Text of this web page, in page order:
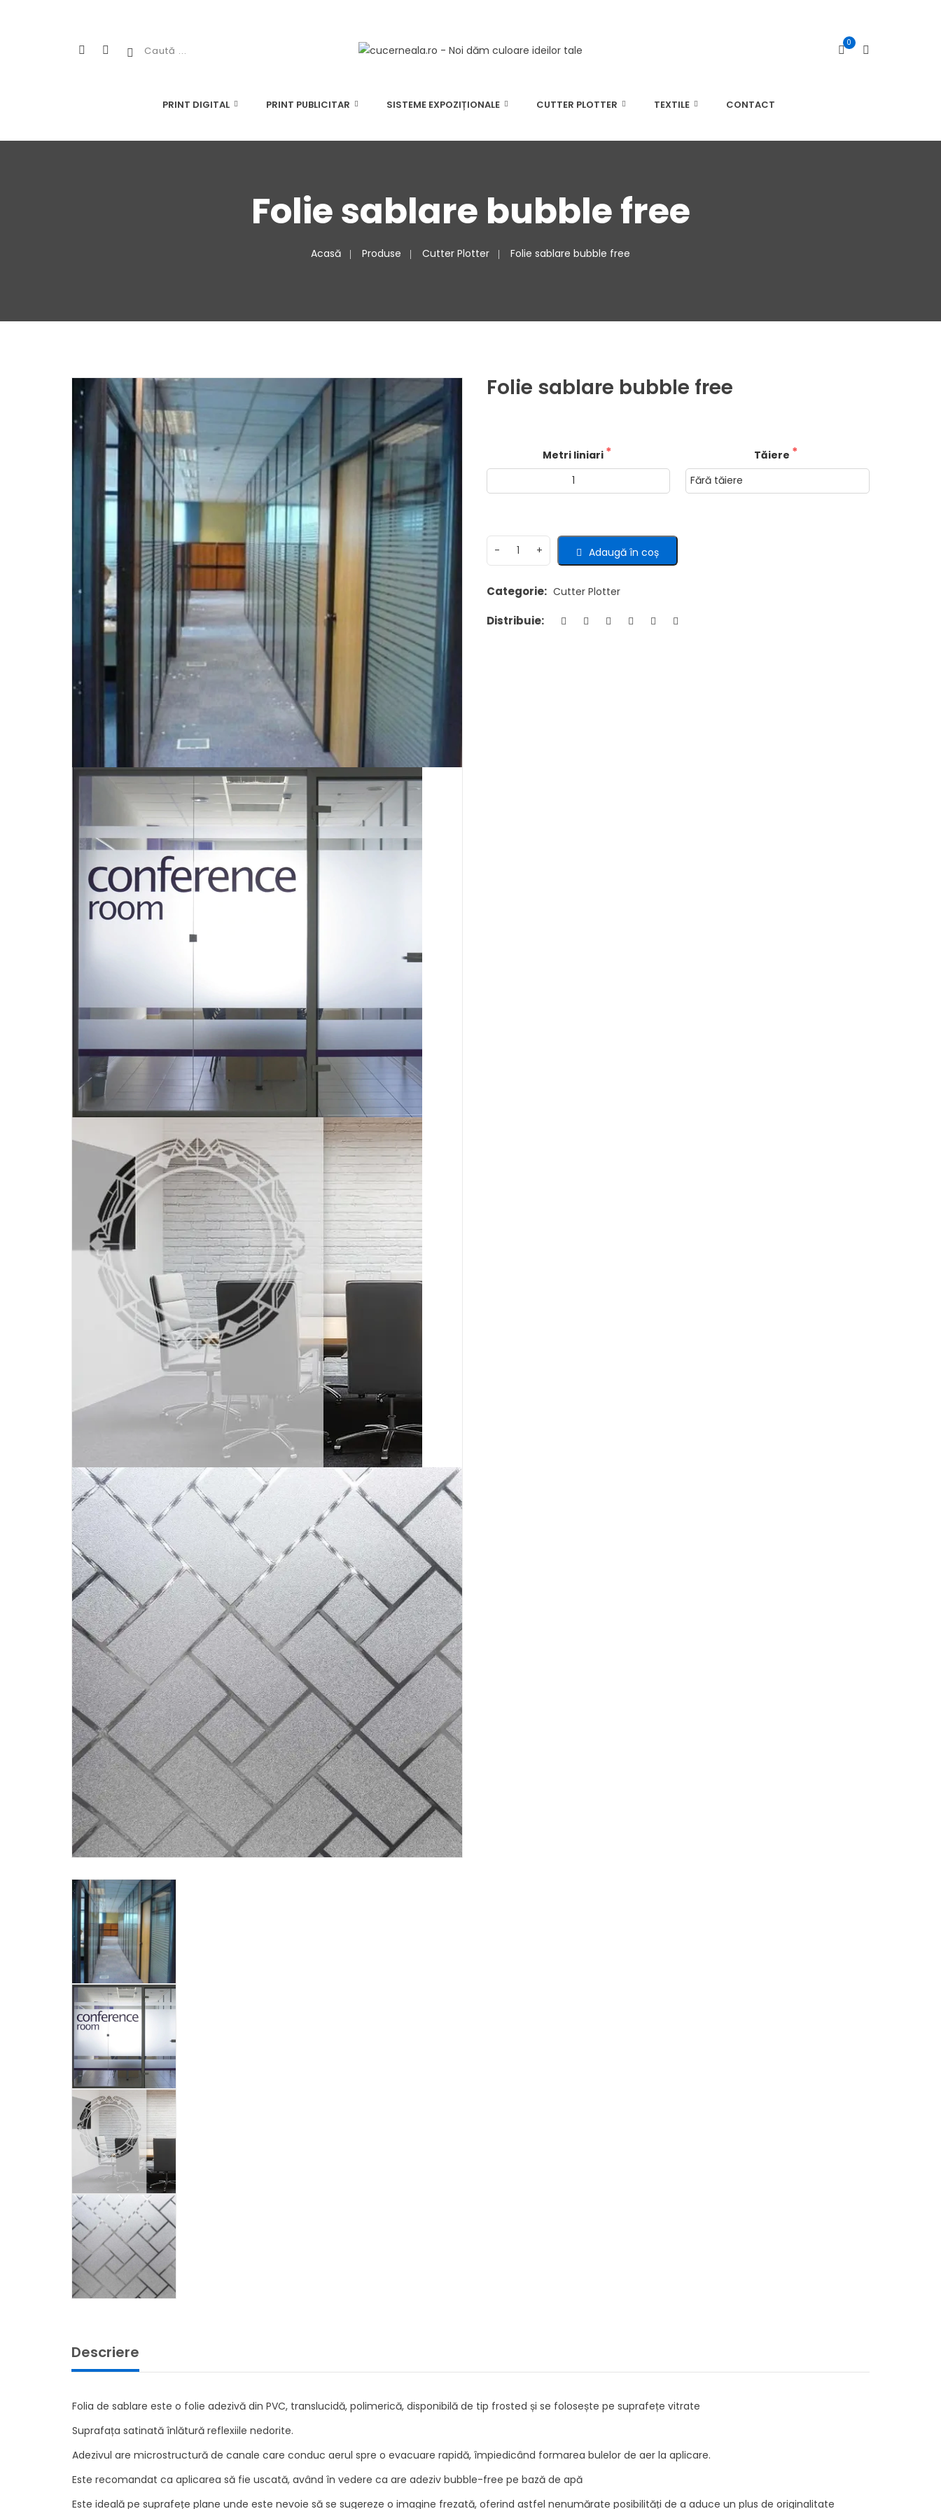
0
PRINT DIGITAL PRINT PUBLICITAR SISTEME EXPOZIȚIONALE CUTTER PLOTTER TEXTILE CONTACT
Folie sablare bubble free
Acasă Produse Cutter Plotter Folie sablare bubble free
Folie sablare bubble free
Metri liniari Tăiere
Adaugă în coș
Categorie: Cutter Plotter
Distribuie:
Descriere
Folia de sablare este o folie adezivă din PVC, translucidă, polimerică, disponibilă de tip frosted și se folosește pe suprafețe vitrate
Suprafața satinată înlătură reflexiile nedorite.
Adezivul are microstructură de canale care conduc aerul spre o evacuare rapidă, împiedicând formarea bulelor de aer la aplicare.
Este recomandat ca aplicarea să fie uscată, având în vedere ca are adeziv bubble-free pe bază de apă
Este ideală pe suprafețe plane unde este nevoie să se sugereze o imagine frezată, oferind astfel nenumărate posibilități de a aduce un plus de originalitate